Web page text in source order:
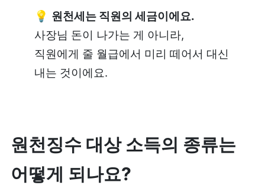
추천 조합
사장님 스토리
광고 제휴
고객 지원
💡 원천세는 직원의 세금이에요.
사장님 돈이 나가는 게 아니라,
직원에게 줄 월급에서 미리 떼어서 대신
내는 것이에요.
원천징수 대상 소득의 종류는
어떻게 되나요?